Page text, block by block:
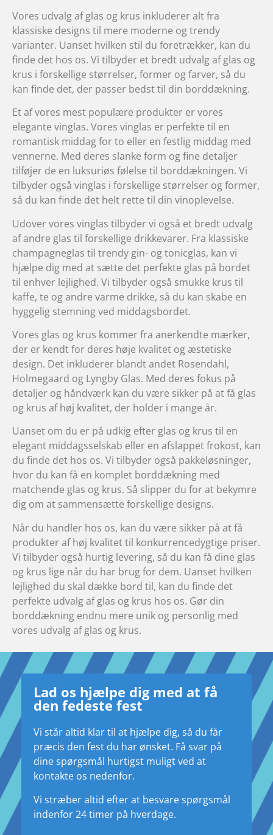
Vores udvalg af glas og krus inkluderer alt fra
klassiske designs til mere moderne og trendy
varianter. Uanset hvilken stil du foretrækker, kan du
finde det hos os. Vi tilbyder et bredt udvalg af glas og
krus i forskellige størrelser, former og farver, så du
kan finde det, der passer bedst til din borddækning.
Et af vores mest populære produkter er vores
elegante vinglas. Vores vinglas er perfekte til en
romantisk middag for to eller en festlig middag med
vennerne. Med deres slanke form og fine detaljer
tilføjer de en luksuriøs følelse til borddækningen. Vi
tilbyder også vinglas i forskellige størrelser og former,
så du kan finde det helt rette til din vinoplevelse.
Udover vores vinglas tilbyder vi også et bredt udvalg
af andre glas til forskellige drikkevarer. Fra klassiske
champagneglas til trendy gin- og tonicglas, kan vi
hjælpe dig med at sætte det perfekte glas på bordet
til enhver lejlighed. Vi tilbyder også smukke krus til
kaffe, te og andre varme drikke, så du kan skabe en
hyggelig stemning ved middagsbordet.
Vores glas og krus kommer fra anerkendte mærker,
der er kendt for deres høje kvalitet og æstetiske
design. Det inkluderer blandt andet Rosendahl,
Holmegaard og Lyngby Glas. Med deres fokus på
detaljer og håndværk kan du være sikker på at få glas
og krus af høj kvalitet, der holder i mange år.
Uanset om du er på udkig efter glas og krus til en
elegant middagsselskab eller en afslappet frokost, kan
du finde det hos os. Vi tilbyder også pakkeløsninger,
hvor du kan få en komplet borddækning med
matchende glas og krus. Så slipper du for at bekymre
dig om at sammensætte forskellige designs.
Når du handler hos os, kan du være sikker på at få
produkter af høj kvalitet til konkurrencedygtige priser.
Vi tilbyder også hurtig levering, så du kan få dine glas
og krus lige når du har brug for dem. Uanset hvilken
lejlighed du skal dække bord til, kan du finde det
perfekte udvalg af glas og krus hos os. Gør din
borddækning endnu mere unik og personlig med
vores udvalg af glas og krus.
Lad os hjælpe dig med at få
den fedeste fest
Vi står altid klar til at hjælpe dig, så du får
præcis den fest du har ønsket. Få svar på
dine spørgsmål hurtigst muligt ved at
kontakte os nedenfor.
Vi stræber altid efter at besvare spørgsmål
indenfor 24 timer på hverdage.